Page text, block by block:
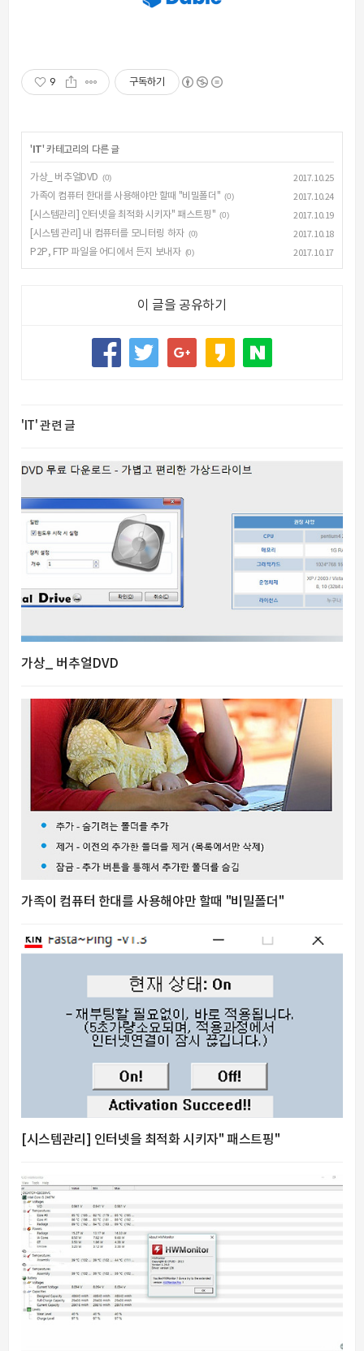
9 구독하기
' IT' 카테고리의 다른 글
가상_ 버추얼DVD (0)
2017.10.25
가족이 컴퓨터 한대를 사용해야만 할때 "비밀폴더" (0)
2017.10.24
[시스템관리] 인터넷을 최적화 시키자" 패스트핑" (0)
2017.10.19
[시스템 관리] 내 컴퓨터를 모니터링 하자 (0)
2017.10.18
P2P, FTP 파일을 어디에서 든지 보내자 (0) 2017.10.17
이 글을 공유하기
'IT' 관련 글
가상_ 버추얼DVD
가족이 컴퓨터 한대를 사용해야만 할때 "비밀폴더"
[시스템관리] 인터넷을 최적화 시키자" 패스트핑"